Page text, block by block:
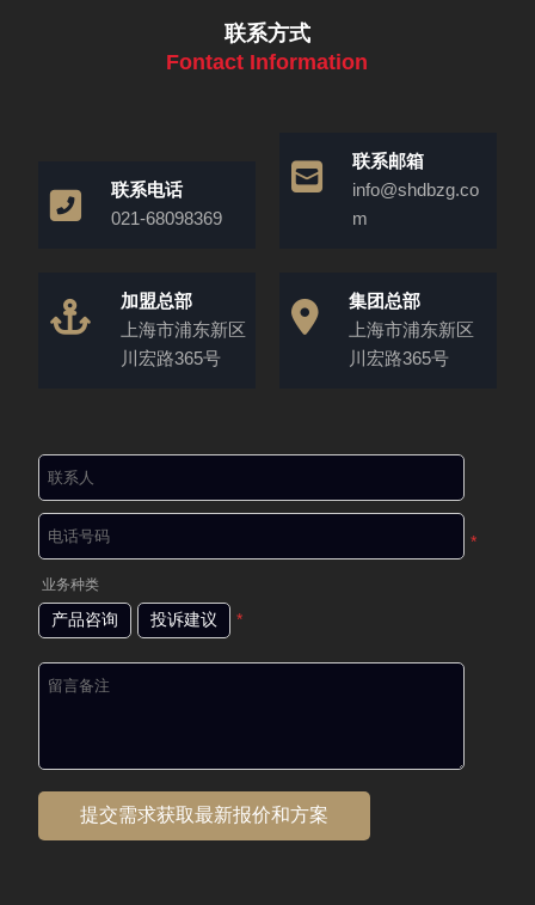
联系方式
Fontact Information
联系电话
021-68098369
联系邮箱
info@shdbzg.co
m
加盟总部
上海市浦东新区
川宏路365号
集团总部
上海市浦东新区
川宏路365号
*
业务种类
产品咨询 投诉建议 *